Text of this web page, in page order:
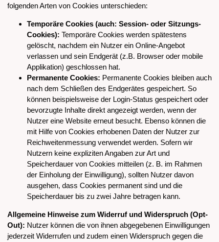
folgenden Arten von Cookies unterschieden:
Temporäre Cookies (auch: Session- oder Sitzungs-
Cookies): Temporäre Cookies werden spätestens
gelöscht, nachdem ein Nutzer ein Online-Angebot
verlassen und sein Endgerät (z.B. Browser oder mobile
Applikation) geschlossen hat.
Permanente Cookies: Permanente Cookies bleiben auch
nach dem Schließen des Endgerätes gespeichert. So
können beispielsweise der Login-Status gespeichert oder
bevorzugte Inhalte direkt angezeigt werden, wenn der
Nutzer eine Website erneut besucht. Ebenso können die
mit Hilfe von Cookies erhobenen Daten der Nutzer zur
Reichweitenmessung verwendet werden. Sofern wir
Nutzern keine expliziten Angaben zur Art und
Speicherdauer von Cookies mitteilen (z. B. im Rahmen
der Einholung der Einwilligung), sollten Nutzer davon
ausgehen, dass Cookies permanent sind und die
Speicherdauer bis zu zwei Jahre betragen kann.
Allgemeine Hinweise zum Widerruf und Widerspruch (Opt-
Out): Nutzer können die von ihnen abgegebenen Einwilligungen
jederzeit Widerrufen und zudem einen Widerspruch gegen die